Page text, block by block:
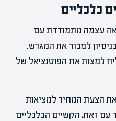
כלכליים
עצמה מתמודדת עם
למכור את המגרש.
למצות את הפוטנציאל של
הצעת המחיר למציאות
עם זאת, הקשיים הכלכליים